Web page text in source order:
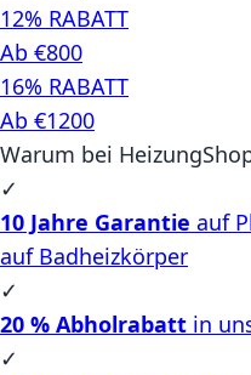
12% RABATT
Ab €800
16% RABATT
Ab €1200
Warum bei
✓
10 Jahre Garantie auf
auf Badheizkörper
✓
20 % Abholrabatt in
✓